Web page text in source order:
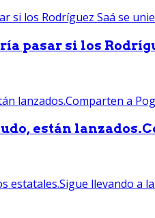
pasar si los
están